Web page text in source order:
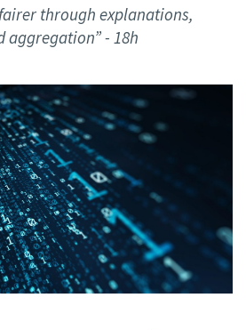
through explanations,
aggregation” - 18h